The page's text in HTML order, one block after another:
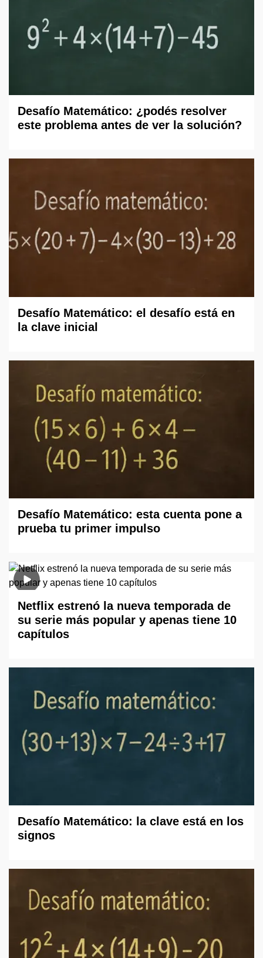
Desafío Matemático: ¿podés resolver
este problema antes de ver la solución?
Desafío Matemático: el desafío está en
la clave inicial
Desafío Matemático: esta cuenta pone a
prueba tu primer impulso
Netflix estrenó la nueva temporada de
su serie más popular y apenas tiene 10
capítulos
Desafío Matemático: la clave está en los
signos